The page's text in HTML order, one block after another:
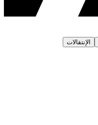
الإنتقالات